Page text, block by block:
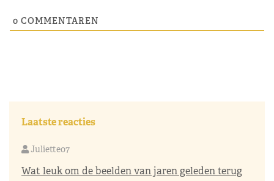
0 COMMENTAREN
Laatste reacties
Juliette07
Wat leuk om de beelden van jaren geleden terug